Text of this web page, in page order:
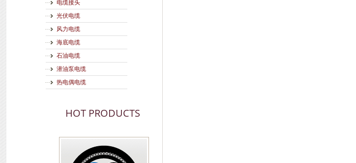
电缆接头
光伏电缆
风力电缆
海底电缆
石油电缆
潜油泵电缆
热电偶电缆
HOT PRODUCTS